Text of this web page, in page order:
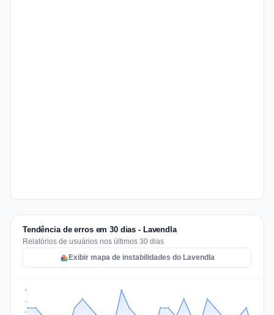
Tendência de erros em 30 dias - Lavendla
Relatórios de usuários nos últimos 30 dias
Exibir mapa de instabilidades do Lavendla
3
4
5